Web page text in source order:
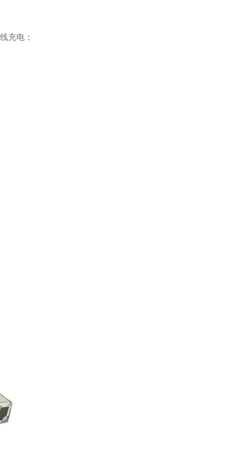
充电；